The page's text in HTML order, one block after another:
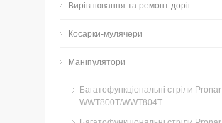
Вирівнювання та ремонт доріг
Косарки-мулячери
Маніпулятори
Багатофункціональні стріли Pronar
WWT800T/WWT804T